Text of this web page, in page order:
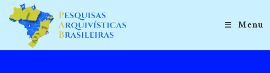
para
conteúdo
Menu